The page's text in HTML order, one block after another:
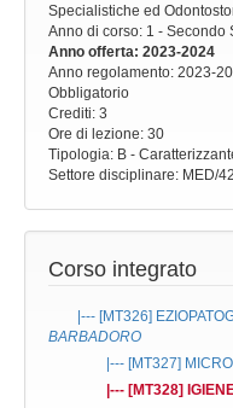
Specialistiche ed
Anno di corso: 1 - Secondo
Anno offerta: 2023-2024
Anno regolamento: 2023-
Obbligatorio
Crediti: 3
Ore di lezione: 30
Tipologia: B -
Settore disciplinare: MED/
Corso integrato
|--- [MT326]
BARBADORO
|--- [MT327]
|--- [MT328]